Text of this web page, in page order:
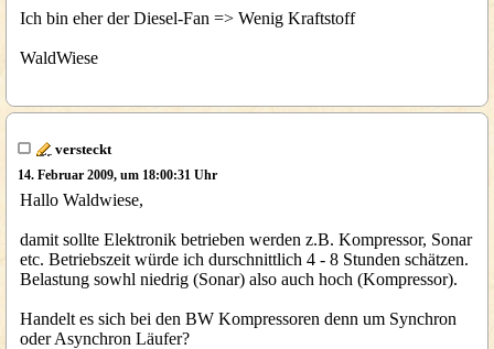
Ich bin eher der Diesel-Fan => Wenig Kraftstoff
WaldWiese
versteckt
14. Februar 2009, um 18:00:31 Uhr
Hallo Waldwiese,
damit sollte Elektronik betrieben werden z.B. Kompressor, Sonar
etc. Betriebszeit würde ich durschnittlich 4 - 8 Stunden schätzen.
Belastung sowhl niedrig (Sonar) also auch hoch (Kompressor).
Handelt es sich bei den BW Kompressoren denn um Synchron
oder Asynchron Läufer?